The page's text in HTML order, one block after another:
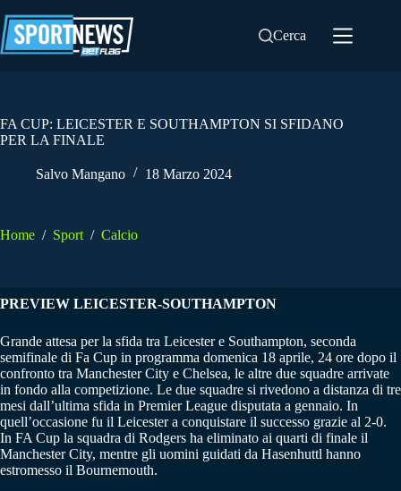
al
contenuto
Cerca
FA CUP: LEICESTER E SOUTHAMPTON SI SFIDANO
PER LA FINALE
Salvo Mangano 18 Marzo 2024
Home / Sport / Calcio
PREVIEW LEICESTER-SOUTHAMPTON
Grande attesa per la sfida tra Leicester e Southampton, seconda
semifinale di Fa Cup in programma domenica 18 aprile, 24 ore dopo il
confronto tra Manchester City e Chelsea, le altre due squadre arrivate
in fondo alla competizione. Le due squadre si rivedono a distanza di tre
mesi dall’ultima sfida in Premier League disputata a gennaio. In
quell’occasione fu il Leicester a conquistare il successo grazie al 2-0.
In FA Cup la squadra di Rodgers ha eliminato ai quarti di finale il
Manchester City, mentre gli uomini guidati da Hasenhuttl hanno
estromesso il Bournemouth.